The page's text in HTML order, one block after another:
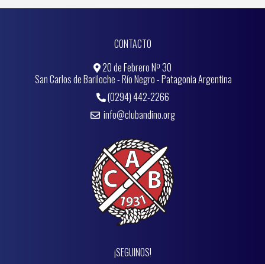
CONTACTO
20 de Febrero Nº 30
San Carlos de Bariloche - Río Negro - Patagonia Argentina
(0294) 442-2266
info@clubandino.org
¡SEGUINOS!